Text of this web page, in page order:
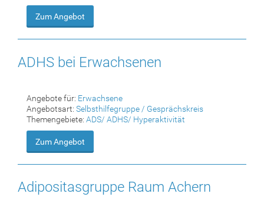
Zum Angebot
ADHS bei Erwachsenen
Angebote für: Erwachsene
Angebotsart: Selbsthilfegruppe / Gesprächskreis
Themengebiete: ADS/ ADHS/ Hyperaktivität
Zum Angebot
Adipositasgruppe Raum Achern